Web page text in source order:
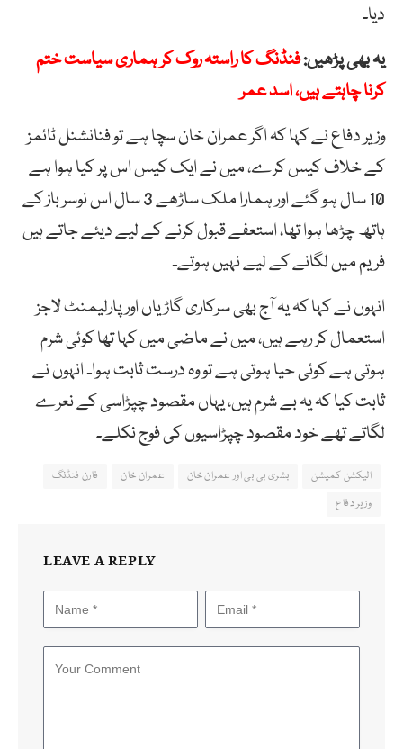
دیا۔
یہ بھی پڑھیں:فنڈنگ کا راستہ روک کر ہماری سیاست ختم
کرنا چاہتے ہیں، اسد عمر
وزیر دفاع نے کہا کہ اگر عمران خان سچا ہے تو فنانشنل ٹائمز
کے خلاف کیس کرے، میں نے ایک کیس اس پر کیا ہوا ہے
10 سال ہو گئے اور ہمارا ملک ساڑھے 3 سال اس نوسر باز کے
ہاتھ چڑھا ہوا تھا، استعفے قبول کرنے کے لیے دیئے جاتے ہیں
فریم میں لگانے کے لیے نہیں ہوتے۔
انہوں نے کہا کہ یہ آج بھی سرکاری گاڑیاں اور پارلیمنٹ لاجز
استعمال کر رہے ہیں، میں نے ماضی میں کہا تھا کوئی شرم
ہوتی ہے کوئی حیا ہوتی ہے تو وہ درست ثابت ہوا۔ انہوں نے
ثابت کیا کہ یہ بے شرم ہیں، یہاں مقصود چپڑاسی کے نعرے
لگاتے تھے خود مقصود چپڑاسیوں کی فوج نکلے۔
الیکشن کمیشن بشری بی بی اور عمران خان عمران خان
فارن فنڈنگ
وزیر دفاع
LEAVE A REPLY